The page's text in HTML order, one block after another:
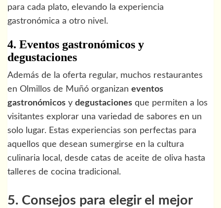
para cada plato, elevando la experiencia
gastronómica a otro nivel.
4. Eventos gastronómicos y
degustaciones
Además de la oferta regular, muchos restaurantes
en Olmillos de Muñó organizan eventos
gastronómicos y degustaciones que permiten a los
visitantes explorar una variedad de sabores en un
solo lugar. Estas experiencias son perfectas para
aquellos que desean sumergirse en la cultura
culinaria local, desde catas de aceite de oliva hasta
talleres de cocina tradicional.
5. Consejos para elegir el mejor